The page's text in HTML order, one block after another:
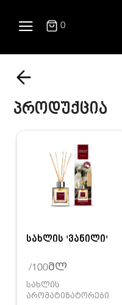
0
პროდუქცია
სახლის 'ვანილი'
/100მლ
სახლის
არომატიზატორები